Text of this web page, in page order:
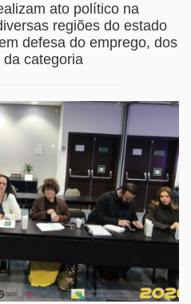
ato político na
regiões do estado
defesa do emprego, dos
categoria